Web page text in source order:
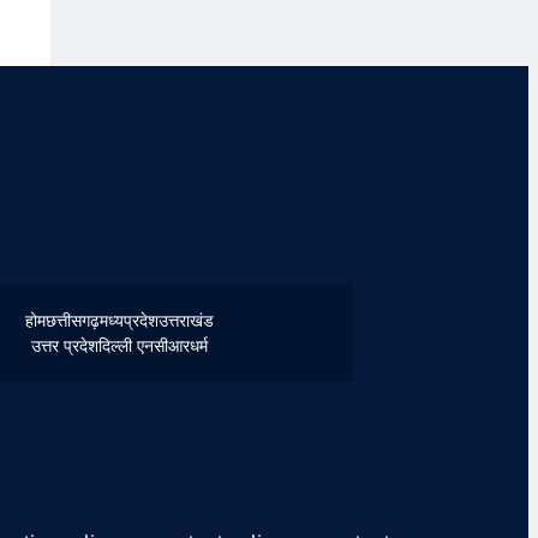
होमछत्तीसगढ़मध्यप्रदेशउत्तराखंड
उत्तर प्रदेशदिल्ली एनसीआरधर्म